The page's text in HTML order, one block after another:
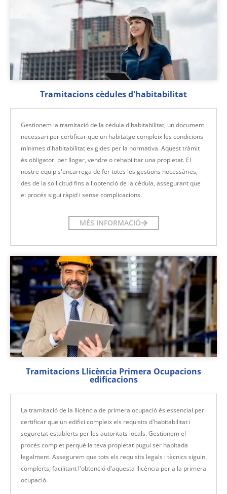
Tramitacions cèdules d'habitabilitat
Gestionem la tramitació de la cèdula d'habitabilitat, un document
necessari per certificar que un habitatge compleix les condicions
mínimes d'habitabilitat exigides per la normativa. Aquest tràmit
és obligatori per llogar, vendre o rehabilitar una propietat. El
nostre equip s'encarrega de fer totes les gestions necessàries,
des de la sol·licitud fins a l'obtenció de la cèdula, assegurant que
el procés sigui ràpid i sense complicacions.
MÉS INFORMACIÓ
Tramitacions Llicència Primera Ocupacions
edificacions
La tramitació de la llicència de primera ocupació és essencial per
certificar que un edifici compleix els requisits d'habitabilitat i
seguretat establerts per les autoritats locals. Gestionem el
procés complet perquè la teva propietat pugui ser habitada
legalment. Assegurem que tots els requisits legals i tècnics siguin
complerts, facilitant l'obtenció d'aquesta llicència per a la primera
ocupació.